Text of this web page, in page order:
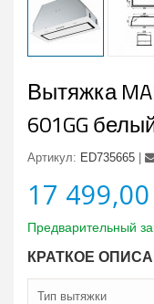
Вытяжка
601GG
Артикул: ED735665
17
Предварительный
КРАТКОЕ
Тип вытяжки